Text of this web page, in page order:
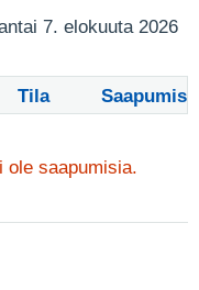
7. elokuuta 2026
Tila Saapumis
ole saapumisia.